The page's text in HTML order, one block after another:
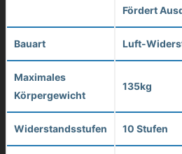
Fördert
Bauart Luft-
Maximales
Körpergewicht
135kg
Widerstandsstufen 10 Stufen